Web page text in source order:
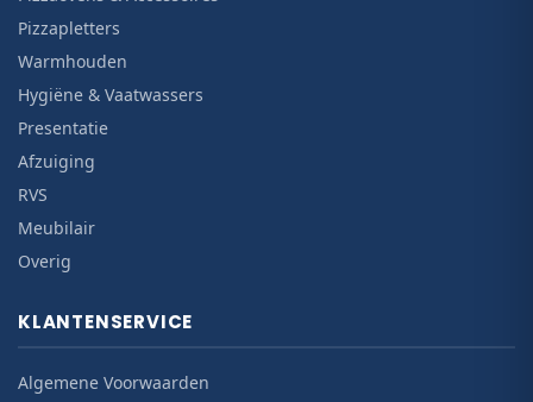
Pizzapletters
Warmhouden
Hygiëne & Vaatwassers
Presentatie
Afzuiging
RVS
Meubilair
Overig
KLANTENSERVICE
Algemene Voorwaarden